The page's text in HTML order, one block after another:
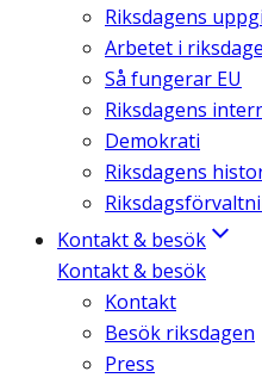
Riksdagens
Arbetet i
Så fungerar EU
Riksdagens
Demokrati
Riksdagens
Kontakt & besök
Kontakt & besök
Kontakt
Besök riksdagen
Press